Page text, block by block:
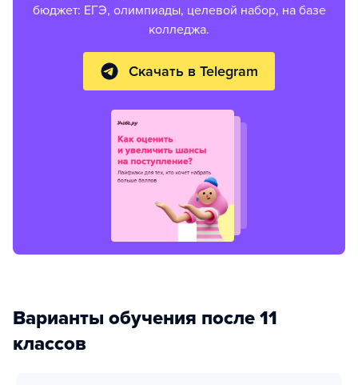
бюджет: ЕГЭ, олимпиады, целевой набор, на базе
колледжа.
Скачать в Telegram
Варианты обучения после 11
классов